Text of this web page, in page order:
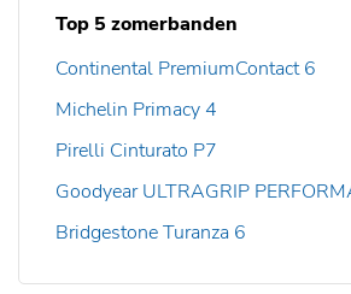
Top 5 zomerbanden
Continental PremiumContact 6
Michelin Primacy 4
Pirelli Cinturato P7
Goodyear ULTRAGRIP
Bridgestone Turanza 6